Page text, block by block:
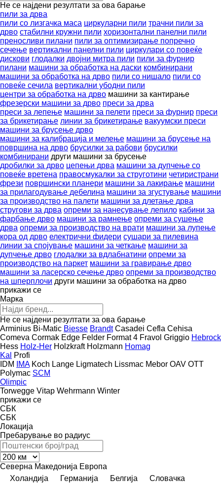
Не се најдени резултати за ова барање
пили за дрва
пили со лизгачка маса циркуларни пили трачни пили за
дрво стабилни кружни пили хоризонтални панелни пили
преносливи пилани пили за оптимизирање попречно
сечење вертикални панелни пили циркулари со повеќе
дискови глодалки двојни митра пили пили за фурнир
пилани машини за обработка на даски комбинирани
машини за обработка на дрво пили со нишало пили со
повеќе сечила вертикални убодни пили
центри за обработка на дрво машини за кантирање
фрезерски машини за дрво преси за дрва
преси за лепење машини за пелети преси за фурнир преси
за брикетирање линии за брикетирање вакуумски преси
машини за брусење дрво
машини за калибрација и мелење машини за брусење на
површина на дрво брусилки за рабови брусилки
комбинирани други машини за брусење
дробилки за дрво цепењи дрва машини за дупчење со
повеќе вретена правосмукалки за струготини четиристрани
фрези површински планери машини за лакирање машини
за прилагодување дебелина машини за згустување машини
за производство на палети машини за длетање дрва
стругови за дрва опреми за нанесување лепило кабини за
фарбање дрво машини за рамнење опреми за сушење
дрва опреми за производство на врати машини за лупење
кора од дрво електрични фидери сушари за пилевина
линии за спојување машини за четкање машини за
дупчење дрво глодалки за вдлабнатини опреми за
производство на паркет машини за гравирање дрво
машини за ласерско сечење дрво опреми за производство
на шперплочи други машини за обработка на дрво
прикажи се
Марка
Не се најдени резултати за ова барање
Arminius Bi-Matic Biesse Brandt Casadei Cefla Cehisa
Comeva Cormak Edge Felder Format 4 Fravol Griggio Hebrock
Hess Holz-Her Holzkraft Holzmann Homag
Kal
Profi
IDM
IMA Koch Lange Ligmatech Lissmac Mebor OAV OTT
Polymac SCM
Olimpic
Torwegge Vitap Wehrmann Winter
прикажи се
СБК
СБК
Локација
Пребарување во радиус
Северна Македонија Европа
Холандија
Германија Белгија
Словачка